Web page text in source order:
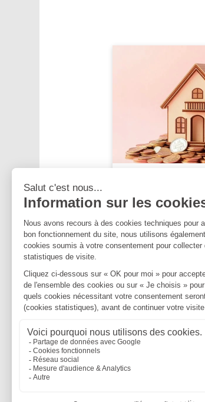
Une taxe
logements
2027